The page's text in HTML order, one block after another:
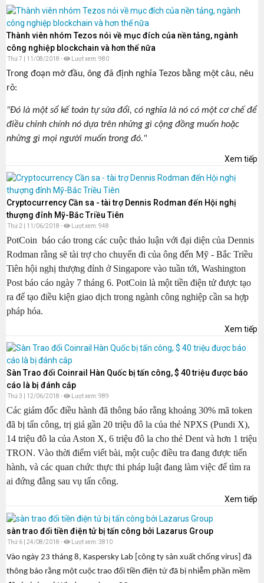
Thành viên nhóm Tezos nói về mục đích của nền tảng, ngành
công nghiệp blockchain và hơn thế nữa
Thứ 7 | 11/08/2018 - Lượt xem: 980
Trong đoạn mở đầu, ông đã định nghĩa Tezos bằng một câu, nêu
rõ:
"Đó là một sổ kế toán tự sửa đổi, có nghĩa là nó có một cơ chế để
điều chỉnh chính nó dựa trên những gì cộng đồng muốn hoặc
những gì mọi người muốn trong đó."
Xem tiếp
Cryptocurrency Cần sa - tài trợ Dennis Rodman đến Hội nghị
thượng đỉnh Mỹ-Bắc Triều Tiên
Thứ 2 | 11/06/2018 - Lượt xem: 948
PotCoin báo cáo trong các cuộc thảo luận với đại diện của Dennis
Rodman rằng sẽ tài trợ cho chuyến đi của ông đến Mỹ - Bắc Triều
Tiên hội nghị thượng đỉnh ở Singapore vào tuần tới, Washington
Post báo cáo ngày 7 tháng 6. PotCoin là một tiền điện tử được tạo
ra để tạo điều kiện giao dịch trong ngành công nghiệp cần sa hợp
pháp hóa.
Xem tiếp
Sàn Trao đổi Coinrail Hàn Quốc bị tấn công, $ 40 triệu được báo
cáo là bị đánh cắp
Thứ 3 | 12/06/2018 - Lượt xem: 989
Các giám đốc điều hành đã thông báo rằng khoảng 30% mã token
đã bị tấn công, trị giá gần 20 triệu đô la của thẻ NPXS (Pundi X),
14 triệu đô la của Aston X, 6 triệu đô la cho thẻ Dent và hơn 1 triệu
TRON. Vào thời điểm viết bài, một cuộc điều tra đang được tiến
hành, và các quan chức thực thi pháp luật đang làm việc để tìm ra
ai đứng đằng sau vụ tấn công.
Xem tiếp
sàn trao đổi tiền điện tử bị tấn công bởi Lazarus Group
Thứ 6 | 24/08/2018 - Lượt xem: 3810
Vào ngày 23 tháng 8, Kaspersky Lab [công ty sản xuất chống virus] đã
thông báo rằng một cuộc trao đổi tiền điện tử đã bị nhiễm phần mềm